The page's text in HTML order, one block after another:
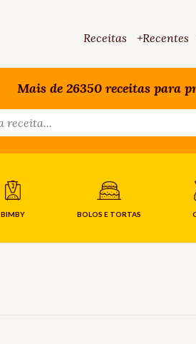
Receitas +Recentes
Mais de 26350 receitas para
BIMBY BOLOS E TORTAS